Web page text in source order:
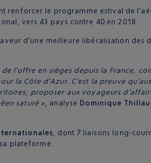
renforcer le programme estival de
vers 43 pays contre 40 en 2018.
d’une meilleure libéralisation des
l’offre en sièges depuis la France,
la Côte d’Azur. C’est la preuve
proposer aux voyageurs
saturé », analyse Dominique
, dont 7 liaisons long-
plateforme.